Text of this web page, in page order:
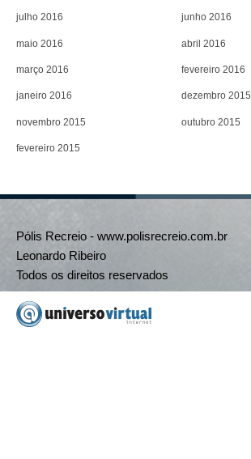
julho 2016 junho 2016
maio 2016 abril 2016
março 2016 fevereiro 2016
janeiro 2016 dezembro 2015
novembro 2015 outubro 2015
fevereiro 2015
Pólis Recreio - www.polisrecreio.com.br
Leonardo Ribeiro
Todos os direitos reservados